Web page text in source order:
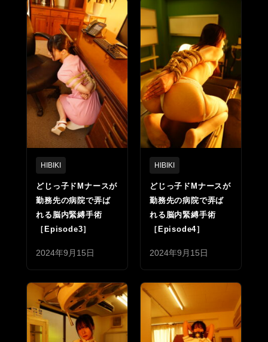
HIBIKI
どじっ子ドMナースが
勤務先の病院で弄ば
れる脳内緊縛手術
［Episode3］
2024年9月15日
HIBIKI
どじっ子ドMナースが
勤務先の病院で弄ば
れる脳内緊縛手術
［Episode4］
2024年9月15日